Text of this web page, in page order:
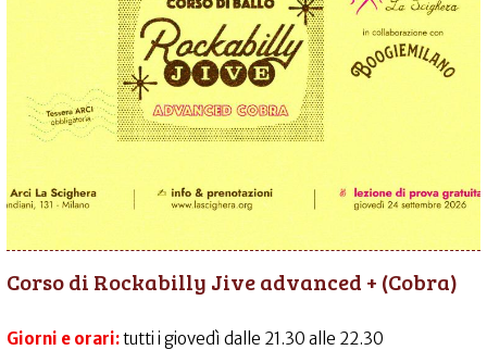
Corso di Rockabilly Jive advanced + (Cobra)
Giorni e orari:tutti i giovedì dalle 21.30 alle 22.30